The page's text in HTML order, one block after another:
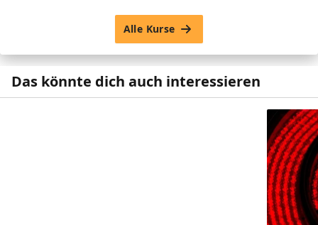
Alle Kurse
Das könnte dich auch interessieren